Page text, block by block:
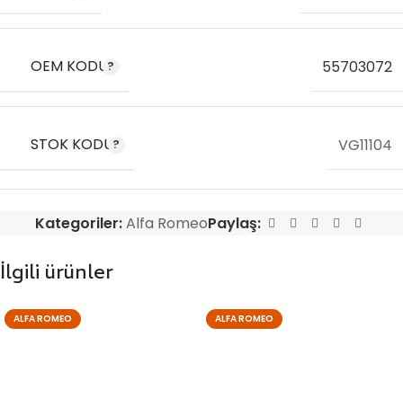
OEM KODU 55703072
STOK KODU VG11104
Kategoriler:Alfa RomeoPaylaş:
İlgili ürünler
ALFA ROMEO ALFA ROMEO